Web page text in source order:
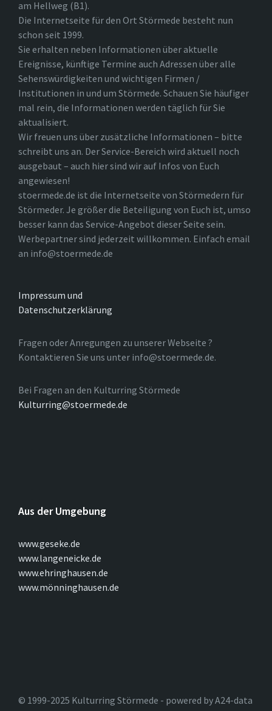
am Hellweg (B1).
Die Internetseite für den Ort Störmede besteht nun
schon seit 1999.
Sie erhalten neben Informationen über aktuelle
Ereignisse, künftige Termine auch Adressen über alle
Sehenswürdigkeiten und wichtigen Firmen /
Institutionen in und um Störmede. Schauen Sie häufiger
mal rein, die Informationen werden täglich für Sie
aktualisiert.
Wir freuen uns über zusätzliche Informationen – bitte
schreibt uns an. Der Service-Bereich wird aktuell noch
ausgebaut – auch hier sind wir auf Infos von Euch
angewiesen!
stoermede.de ist die Internetseite von Störmedern für
Störmeder. Je größer die Beteiligung von Euch ist, umso
besser kann das Service-Angebot dieser Seite sein.
Werbepartner sind jederzeit willkommen. Einfach email
an info@stoermede.de
Impressum und
Datenschutzerklärung
Fragen oder Anregungen zu unserer Webseite ?
Kontaktieren Sie uns unter info@stoermede.de.
Bei Fragen an den Kulturring Störmede
Kulturring@stoermede.de
Aus der Umgebung
www.geseke.de
www.langeneicke.de
www.ehringhausen.de
www.mönninghausen.de
© 1999-2025 Kulturring Störmede - powered by A24-data